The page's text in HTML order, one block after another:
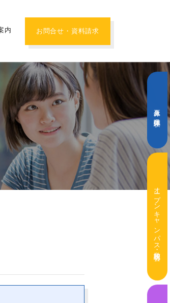
内 お問合せ・資料請求
夏休み職業体験
オープンキャンパス・学校説明会